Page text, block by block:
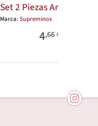
Set 2 Piezas Antigoteo
Marca:Supreminox
4,66€